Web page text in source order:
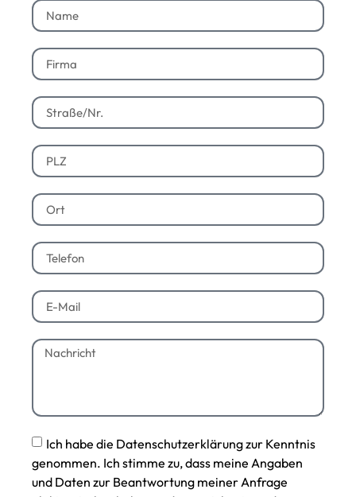
Ich habe die Datenschutzerklärung zur Kenntnis
genommen. Ich stimme zu, dass meine Angaben
und Daten zur Beantwortung meiner Anfrage